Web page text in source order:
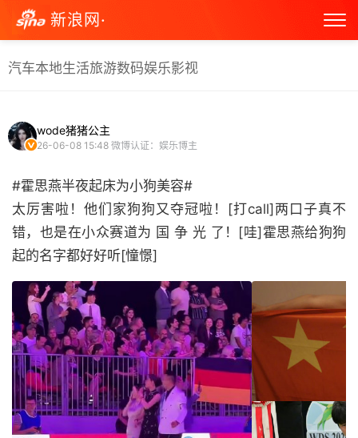
新浪网·
汽车本地生活旅游数码娱乐影视
wode猪猪公主
26-06-08 15:48 微博认证：娱乐博主
#霍思燕半夜起床为小狗美容#
太厉害啦！他们家狗狗又夺冠啦！[打call]两口子真不
错，也是在小众赛道为 国 争 光 了！[哇]霍思燕给狗狗
起的名字都好好听[憧憬] ​